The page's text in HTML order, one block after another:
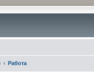
Работа